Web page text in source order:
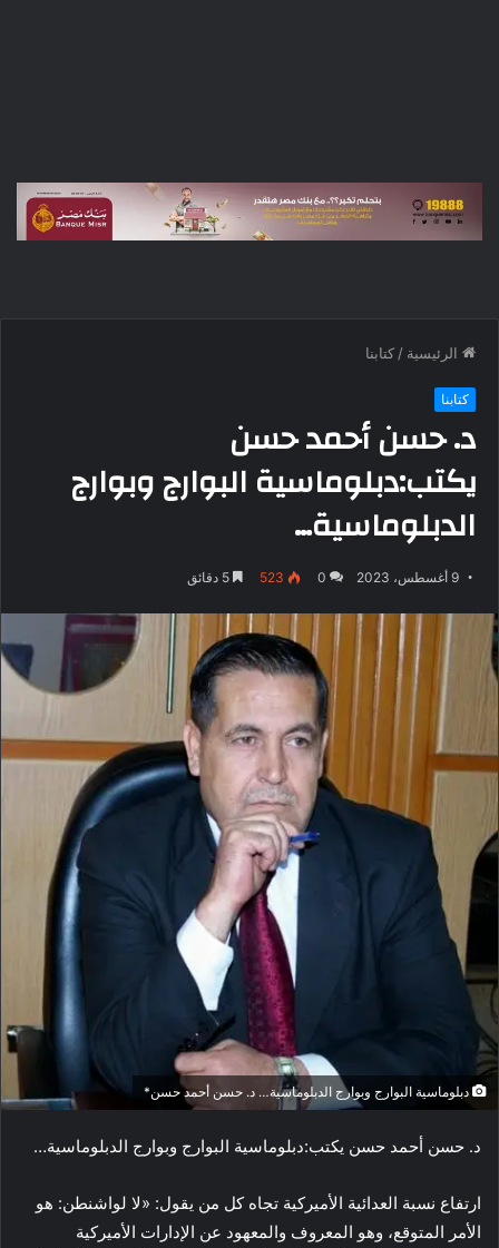
الرئيسية / كتابنا
كتابنا
د. حسن أحمد حسن
يكتب:دبلوماسية البوارج وبوارج
الدبلوماسية…
9 أغسطس، 2023 0
523
دبلوماسية البوارج وبوارج الدبلوماسية… د. حسن أحمد حسن*
د. حسن أحمد حسن يكتب:دبلوماسية البوارج وبوارج الدبلوماسية…
ارتفاع نسبة العدائية الأميركية تجاه كل من يقول: «لا لواشنطن: هو
الأمر المتوقع، وهو المعروف والمعهود عن الإدارات الأميركية